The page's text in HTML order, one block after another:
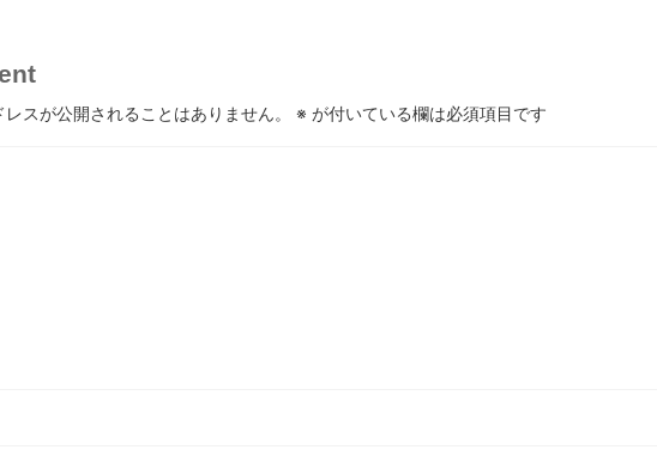
レスが公開されることはありません。 ※ が付いている欄は必須項目です